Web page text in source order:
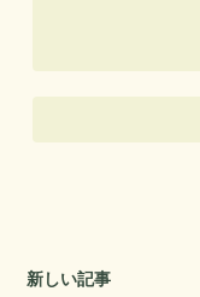
新しい記事